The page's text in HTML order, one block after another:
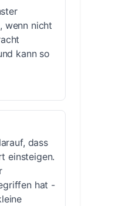
wenn nicht
kann so
dass
einsteigen.
hat -